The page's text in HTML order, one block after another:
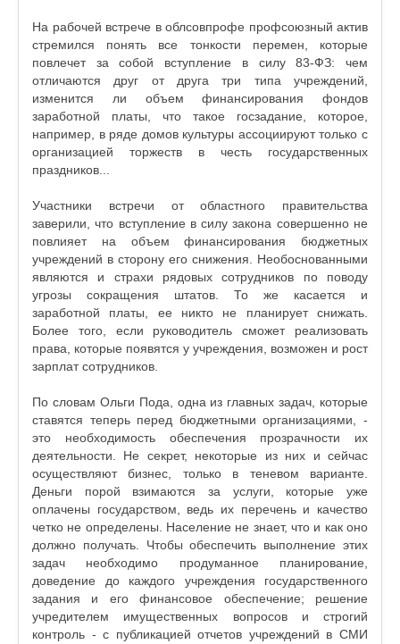
На рабочей встрече в облсовпрофе профсоюзный актив
стремился понять все тонкости перемен, которые
повлечет за собой вступление в силу 83-ФЗ: чем
отличаются друг от друга три типа учреждений,
изменится ли объем финансирования фондов
заработной платы, что такое госзадание, которое,
например, в ряде домов культуры ассоциируют только с
организацией торжеств в честь государственных
праздников...
Участники встречи от областного правительства
заверили, что вступление в силу закона совершенно не
повлияет на объем финансирования бюджетных
учреждений в сторону его снижения. Необоснованными
являются и страхи рядовых сотрудников по поводу
угрозы сокращения штатов. То же касается и
заработной платы, ее никто не планирует снижать.
Более того, если руководитель сможет реализовать
права, которые появятся у учреждения, возможен и рост
зарплат сотрудников.
По словам Ольги Пода, одна из главных задач, которые
ставятся теперь перед бюджетными организациями, -
это необходимость обеспечения прозрачности их
деятельности. Не секрет, некоторые из них и сейчас
осуществляют бизнес, только в теневом варианте.
Деньги порой взимаются за услуги, которые уже
оплачены государством, ведь их перечень и качество
четко не определены. Население не знает, что и как оно
должно получать. Чтобы обеспечить выполнение этих
задач необходимо продуманное планирование,
доведение до каждого учреждения государственного
задания и его финансовое обеспечение; решение
учредителем имущественных вопросов и строгий
контроль - с публикацией отчетов учреждений в СМИ